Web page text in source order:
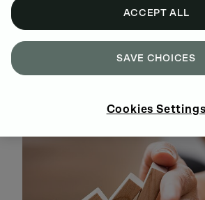
CZYTAJ WIĘCEJ
ACCEPT ALL
SAVE CHOICES
Cookies Settings